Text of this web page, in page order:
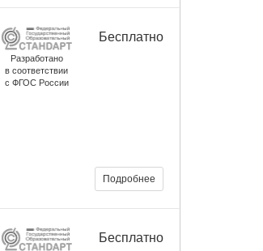
Разработано
в соответствии
с ФГОС России
Бесплатно
Подробнее
Бесплатно